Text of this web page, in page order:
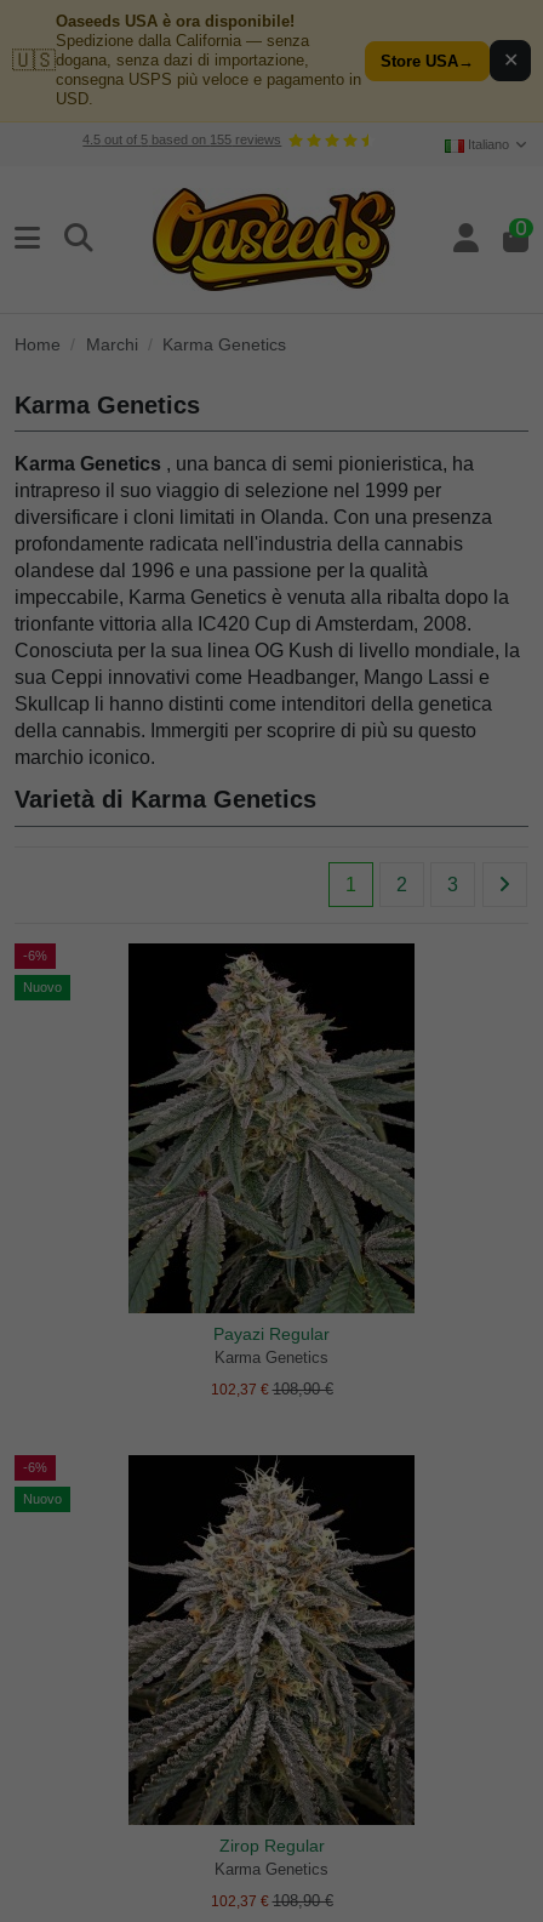
🇺🇸
Oaseeds USA è ora disponibile!
Spedizione dalla California — senza
dogana, senza dazi di importazione,
consegna USPS più veloce e pagamento in
USD.
Store USA→ ✕
4.5 out of 5 based on 155 reviews Italiano
0
Home Marchi Karma Genetics
Karma Genetics
Karma Genetics , una banca di semi pionieristica, ha
intrapreso il suo viaggio di selezione nel 1999 per
diversificare i cloni limitati in Olanda. Con una presenza
profondamente radicata nell'industria della cannabis
olandese dal 1996 e una passione per la qualità
impeccabile, Karma Genetics è venuta alla ribalta dopo la
trionfante vittoria alla IC420 Cup di Amsterdam, 2008.
Conosciuta per la sua linea OG Kush di livello mondiale, la
sua Ceppi innovativi come Headbanger, Mango Lassi e
Skullcap li hanno distinti come intenditori della genetica
della cannabis. Immergiti per scoprire di più su questo
marchio iconico.
Varietà di Karma Genetics
1 2 3
-6%
Nuovo
Payazi Regular
Karma Genetics
102,37 €108,90 €
-6%
Nuovo
Zirop Regular
Karma Genetics
102,37 €108,90 €